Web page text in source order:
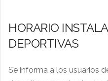
HORARIO
DEPORTIVAS
Se informa a los usuarios